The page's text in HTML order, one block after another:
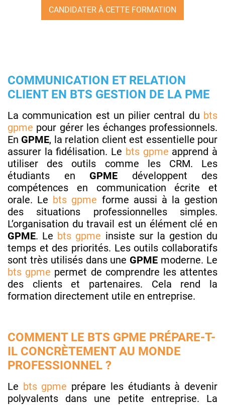
CANDIDATER À CETTE FORMATION
COMMUNICATION ET RELATION
CLIENT EN BTS GESTION DE LA PME
La communication est un pilier central du bts
gpme pour gérer les échanges professionnels.
En GPME, la relation client est essentielle pour
assurer la fidélisation. Le bts gpme apprend à
utiliser des outils comme les CRM. Les
étudiants en GPME développent des
compétences en communication écrite et
orale. Le bts gpme forme aussi à la gestion
des situations professionnelles simples.
L’organisation du travail est un élément clé en
GPME. Le bts gpme insiste sur la gestion du
temps et des priorités. Les outils collaboratifs
sont très utilisés dans une GPME moderne. Le
bts gpme permet de comprendre les attentes
des clients et partenaires. Cela rend la
formation directement utile en entreprise.
COMMENT LE BTS GPME PRÉPARE-T-
IL CONCRÈTEMENT AU MONDE
PROFESSIONNEL ?
Le bts gpme prépare les étudiants à devenir
polyvalents dans une petite entreprise. La